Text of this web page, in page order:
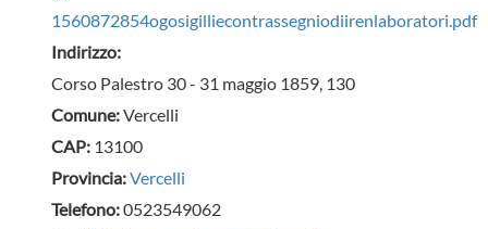
1560872854ogosigilliecontrassegniodiirenlaboratori.pdf
Indirizzo:
Corso Palestro 30 - 31 maggio 1859, 130
Comune:Vercelli
CAP: 13100
Provincia:Vercelli
Telefono:0523549062